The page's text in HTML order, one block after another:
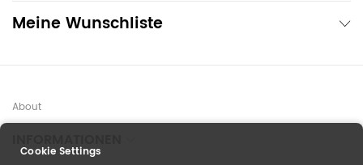
Meine Wunschliste
About
Cookie Settings